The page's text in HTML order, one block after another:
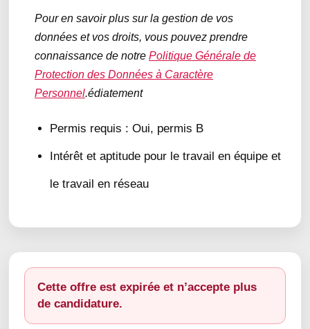
Pour en savoir plus sur la gestion de vos
données et vos droits, vous pouvez prendre
connaissance de notre Politique Générale de
Protection des Données à Caractère
Personnel.édiatement
Permis requis : Oui, permis B
Intérêt et aptitude pour le travail en équipe et
le travail en réseau
Cette offre est expirée et n’accepte plus
de candidature.